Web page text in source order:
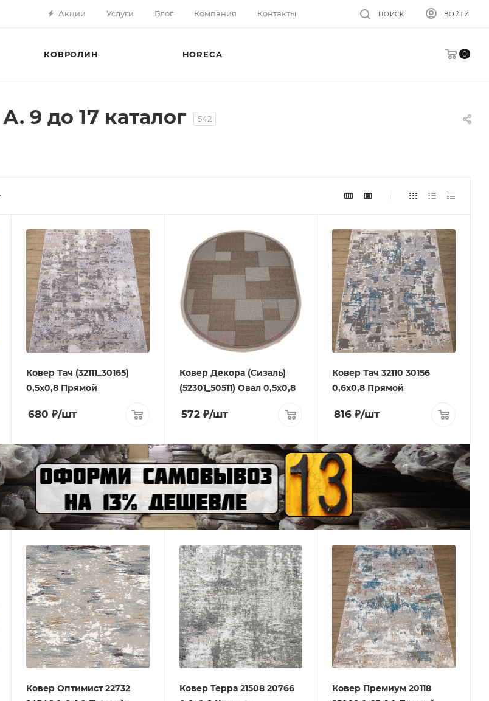
Акции Услуги Блог Компания Контакты ВОЙТИ
ПОИСК
0
КОВРОЛИН HORECA
9 до 17 каталог 542
Ковер Тач (32111_30165)
0,5х0,8 Прямой
680 ₽/шт
Ковер Декора (Сизаль)
(52301_50511) Овал 0,5х0,8
572₽/шт
Ковер Тач 32110 30156
0,6х0,8 Прямой
816 ₽/шт
Ковер Оптимист 22732
Ковер Терра 21508 20766
Ковер Премиум 20118